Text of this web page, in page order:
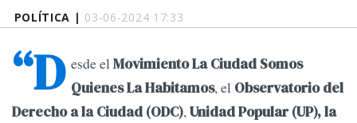
POLÍTICA | 03-06-2024 17:33
“D esde elMovimiento La Ciudad Somos
Quienes La Habitamos, el Observatorio del
Derecho a la Ciudad (ODC),Unidad Popular (UP), la